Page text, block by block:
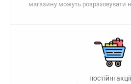
магазину можуть розраховувати
постійні акції